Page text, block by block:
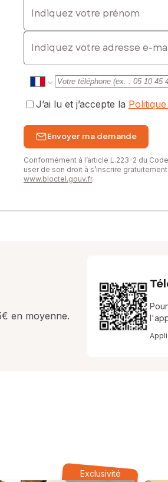
E-mail
J’ai lu et j’accepte la
Envoyer ma demande
Conformément à l’article L.223-2 du
user de son droit à s’inscrire
www.bloctel.gouv.fr.
en moyenne.
Exclusivité